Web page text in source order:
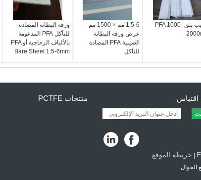
ورقة البطانة المضادة
للتآكل PFA المدعومة
بالألياف الزجاجية أو PFA
Bare Sheet 1.5-6mm
1.5-6 مم × 1500 مم
عرض ورقة البطانة
الصينية PFA المضادة
للتآكل
قضيب بثق PFA 1000-
منتجات PCTFE
| خريطة الموقع
الجوال